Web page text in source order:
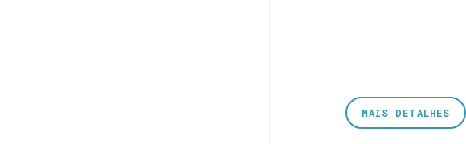
MAIS DETALHES